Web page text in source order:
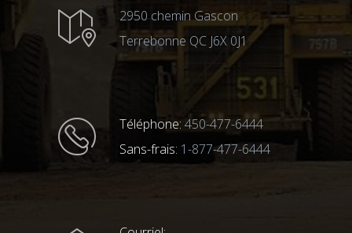
2950 chemin Gascon
Terrebonne QC J6X 0J1
Téléphone: 450-477-6444
Sans-frais: 1-877-477-6444